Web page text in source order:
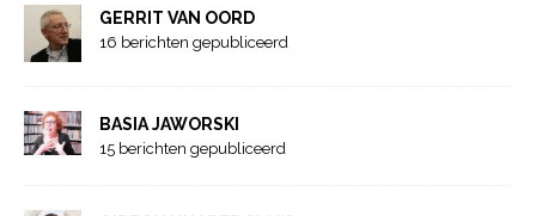
GERRIT VAN OORD
16 berichten gepubliceerd
BASIA JAWORSKI
15 berichten gepubliceerd